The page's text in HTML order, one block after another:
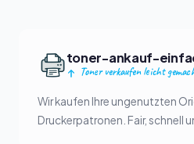
toner-ankauf-
Toner verkaufen leicht
Wir kaufen Ihre ungenutzten
Druckerpatronen. Fair, schnell